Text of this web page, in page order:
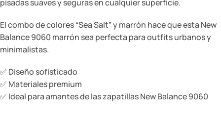
pisadas suaves y seguras en cualquier superficie.
El combo de colores “Sea Salt” y marrón hace que esta New
Balance 9060 marrón sea perfecta para outfits urbanos y
minimalistas.
✅ Diseño sofisticado
✅ Materiales premium
✅ Ideal para amantes de las zapatillas New Balance 9060